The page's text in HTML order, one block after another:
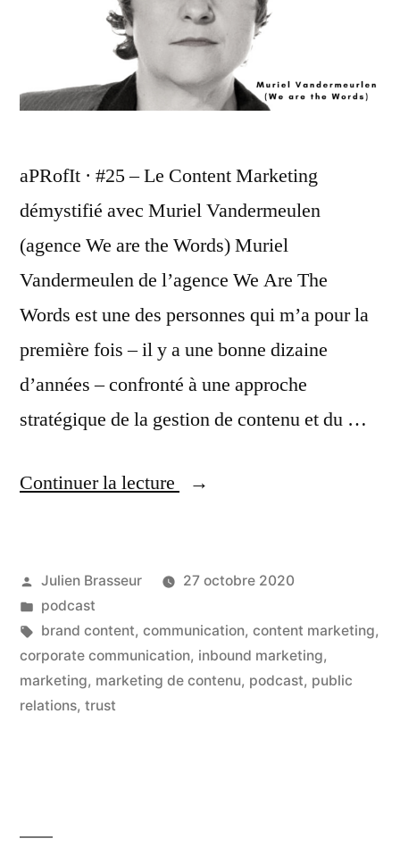
aPRofIt · #25 – Le Content Marketing
démystifié avec Muriel Vandermeulen
(agence We are the Words) Muriel
Vandermeulen de l’agence We Are The
Words est une des personnes qui m’a pour la
première fois – il y a une bonne dizaine
d’années – confronté à une approche
stratégique de la gestion de contenu et du …
Continuer la lecture
« Le
démystifié »
Publié
par
Julien Brasseur
27 octobre 2020
Publié
dans
podcast
Étiquettes :
brand content, communication, content marketing,
corporate communication, inbound marketing,
marketing, marketing de contenu, podcast, public
relations, trust